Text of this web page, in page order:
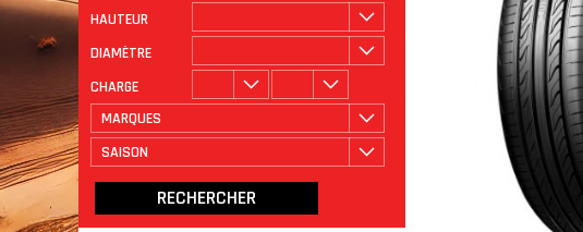
HAUTEUR
DIAMÈTRE
CHARGE
MARQUES
SAISON